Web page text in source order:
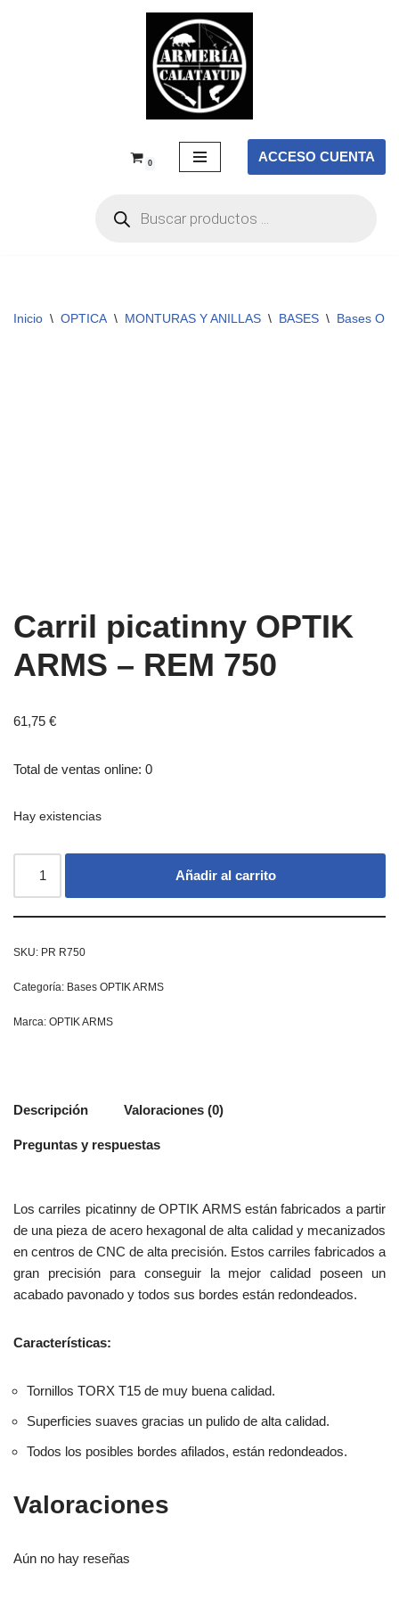
0 ACCESO CUENTA
Inicio \ OPTICA \ MONTURAS Y ANILLAS \ BASES \ Bases
Carril picatinny OPTIK
ARMS – REM 750
61,75 €
Total de ventas online: 0
Hay existencias
Añadir al carrito
SKU: PR R750
Categoría: Bases OPTIK ARMS
Marca: OPTIK ARMS
Descripción Valoraciones (0)
Preguntas y respuestas
Los carriles picatinny de OPTIK ARMS están fabricados a partir
de una pieza de acero hexagonal de alta calidad y mecanizados
en centros de CNC de alta precisión. Estos carriles fabricados a
gran precisión para conseguir la mejor calidad poseen un
acabado pavonado y todos sus bordes están redondeados.
Características:
Tornillos TORX T15 de muy buena calidad.
Superficies suaves gracias un pulido de alta calidad.
Todos los posibles bordes afilados, están redondeados.
Valoraciones
Aún no hay reseñas